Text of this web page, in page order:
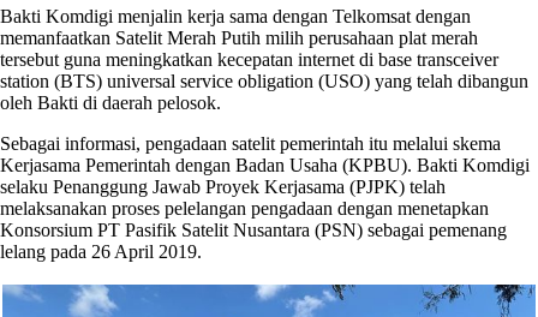
Bakti Komdigi menjalin kerja sama dengan Telkomsat dengan
memanfaatkan Satelit Merah Putih milih perusahaan plat merah
tersebut guna meningkatkan kecepatan internet di base transceiver
station (BTS) universal service obligation (USO) yang telah dibangun
oleh Bakti di daerah pelosok.
Sebagai informasi, pengadaan satelit pemerintah itu melalui skema
Kerjasama Pemerintah dengan Badan Usaha (KPBU). Bakti Komdigi
selaku Penanggung Jawab Proyek Kerjasama (PJPK) telah
melaksanakan proses pelelangan pengadaan dengan menetapkan
Konsorsium PT Pasifik Satelit Nusantara (PSN) sebagai pemenang
lelang pada 26 April 2019.